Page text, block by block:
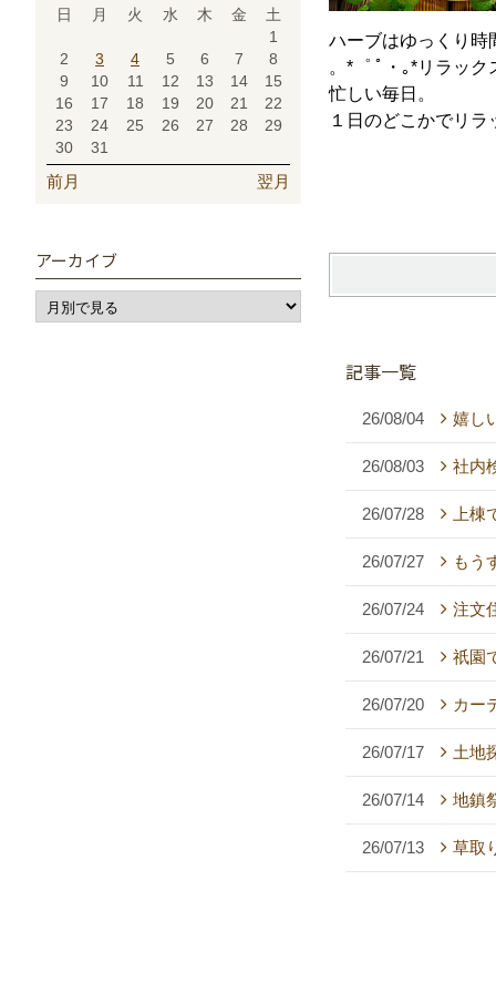
ハーブはゆっくり時
。*゜ ﾟ・｡*リラッ
忙しい毎日。
１日のどこかでリ
記事一覧
26/08/04 嬉
26/08/03 社内
26/07/28 上
26/07/27 もう
26/07/24 注文
26/07/21 祇園
26/07/20 カー
26/07/17 土地
26/07/14 地鎮
26/07/13 草取
日 月 火 水 木 金
土
1
2
3 4 5 6 7
8
9
10 11 12 13 14
15
16
17 18 19 20 21
22
23
24 25 26 27 28
29
30
31
前月 翌月
アーカイブ